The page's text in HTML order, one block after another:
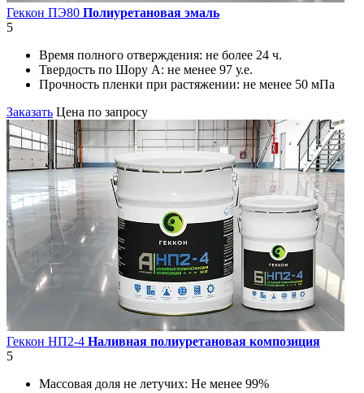
Геккон ПЭ80 Полиуретановая эмаль
5
Время полного отверждения: не более 24 ч.
Твердость по Шору А: не менее 97 у.е.
Прочность пленки при растяжении: не менее 50 мПа
Заказать Цена по запросу
Геккон НП2-4 Наливная полиуретановая композиция
5
Массовая доля не летучих: Не менее 99%